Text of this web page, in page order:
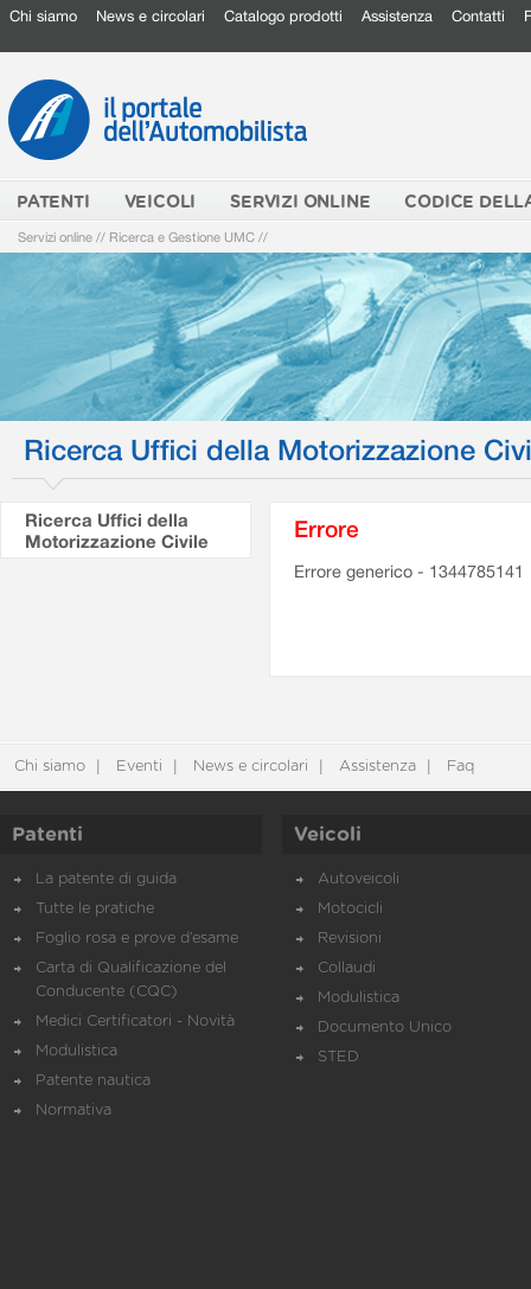
Chi siamo News e circolari Catalogo prodotti Assistenza Contatti
PATENTI VEICOLI SERVIZI ONLINE CODICE
Servizi online // Ricerca e Gestione UMC //
Ricerca Uffici della Motorizzazione
Ricerca Uffici della
Motorizzazione Civile
Errore
Errore generico - 1344785141
Chi siamo Eventi News e circolari Assistenza Faq
Patenti
La patente di guida
Tutte le pratiche
Foglio rosa e prove d’esame
Carta di Qualificazione del
Conducente (CQC)
Medici Certificatori - Novità
Modulistica
Patente nautica
Normativa
Veicoli
Autoveicoli
Motocicli
Revisioni
Collaudi
Modulistica
Documento Unico
STED